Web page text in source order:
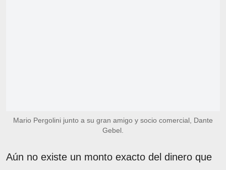
Mario Pergolini junto a su gran amigo y socio comercial, Dante
Gebel.
Aún no existe un monto exacto del dinero que